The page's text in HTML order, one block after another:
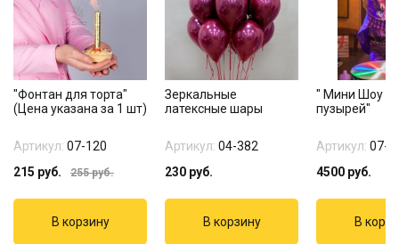
"Фонтан для торта"
(Цена указана за 1 шт)
Артикул: 07-120
215 руб. 255руб.
Зеркальные
латексные шары
Артикул: 04-382
230 руб.
" Мини Шоу
пузырей"
Артикул: 07-
4500 руб.